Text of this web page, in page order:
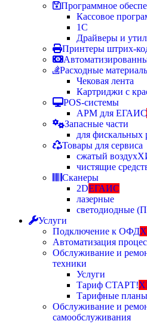
Программное
Кассовое
1С
Драйверы и
Принтеры штрих-
Расходные
Чековая лента
Картриджи с
POS-системы
АРМ для ЕГАИС
Запасные части
для фискальных
Товары для сервиса
сжатый воздух
чистящие
Сканеры
2DЕГАИС
лазерные
светодиодные
Услуги
Подключение к ОФД
Автоматизация
Обслуживание и
техники
Услуги
Тариф СТАРТ!
Тарифные планы
Обслуживание и
самообслуживания